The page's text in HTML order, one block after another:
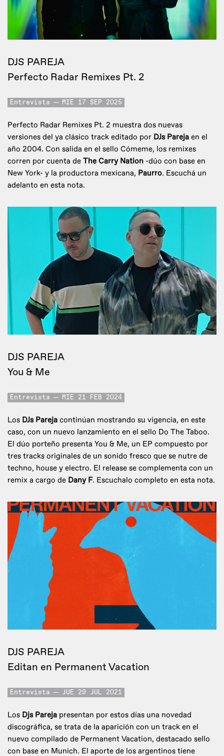
DJS PAREJA
Perfecto Radar Remixes Pt. 2
Entrevista MIE 17 SEP 2025
Perfecto Radar Remixes Pt. 2 muestra dos nuevas
versiones del ya clásico track editado por DJs Pareja en el
año 2004. Con salida en el sello Cómeme, los remixes
corren por cuenta de The Carry Nation -dúo con base en
New York- y la productora mexicana, Paurro. Escuchá un
adelanto en esta nota.
DJS PAREJA
You & Me
Entrevista MIE 21 FEB 2024
Los DJs Pareja continúan mostrando su vigencia, en este
caso, con un nuevo lanzamiento en el sello Do The Taboo.
El dúo porteño presenta You & Me, un EP compuesto por
tres tracks originales de un sonido fresco que se nutre de
techno, house y electro. El release se complementa con un
remix a cargo de Dany F. Escuchalo completo en esta nota.
DJS PAREJA
Editan en Permanent Vacation
Entrevista JUE 29 JUL 2021
Los Djs Pareja presentan por estos días una novedad
discográfica, se trata de la aparición con un track en el
nuevo compilado de Permanent Vacation, destacado sello
con base en Munich. El aporte de los argentinos tiene